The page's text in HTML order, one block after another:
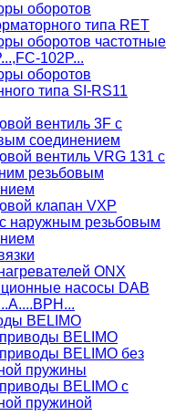
оборотов
типа RET
оборотов частотные
102P...
оборотов
типа SI-RS11
вентиль 3F с
соединением
вентиль VRG 131 с
резьбовым
клапан VXP
наружным резьбовым
ONX
насосы DAB
BELIMO
BELIMO
BELIMO без
пружины
BELIMO с
пружиной